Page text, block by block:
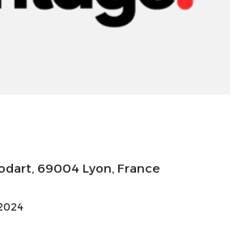
69004 Lyon, France